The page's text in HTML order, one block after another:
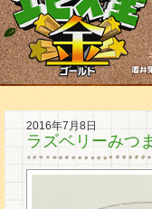
2016年7月8日
ラズベリーみつ